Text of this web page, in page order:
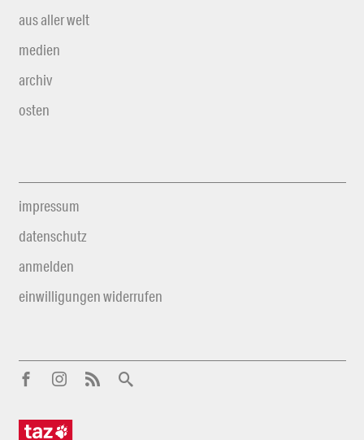
aus aller welt
medien
archiv
osten
impressum
datenschutz
anmelden
einwilligungen widerrufen